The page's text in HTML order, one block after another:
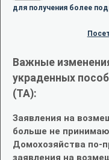
для получения более
Важные
украденных
(TA):
Заявления на
больше не
Домохозяйства по-
заявления на